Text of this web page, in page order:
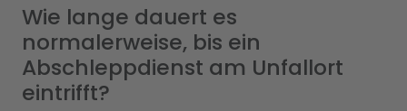
Wie lange dauert es
normalerweise, bis ein
Abschleppdienst am Unfallort
eintrifft?